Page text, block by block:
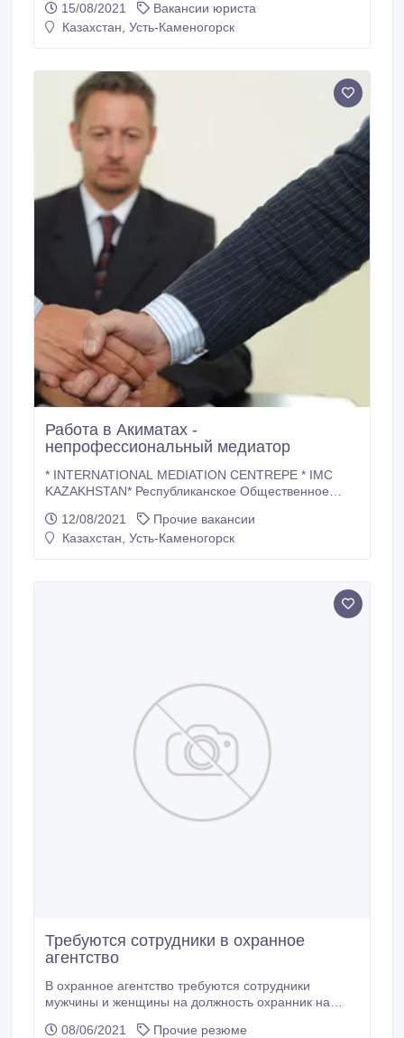
Программе: «Юрист и судебный процесс.
Технологии выигрыша» Как начать? Как построить
Практические упражнения.
15/08/2021
Вакансии юриста
Казахстан, Усть-Каменогорск
Работа в Акиматах -
непрофессиональный медиатор
* INTERNATIONAL MEDIATION CENTREРE * IMC
KAZAKHSTAN* Республиканское Общественное
города Нур-Султан предлагает расширить свои
возможности и приглашает Вас пройти Базовый
12/08/2021
Прочие вакансии
Казахстан, Усть-Каменогорск
Требуются сотрудники в охранное
агентство
В охранное агентство требуются сотрудники
мужчины и женщины на должность охранник на
на объект в п. Молодежный. Наличие свидетельства
08/06/2021
Прочие резюме